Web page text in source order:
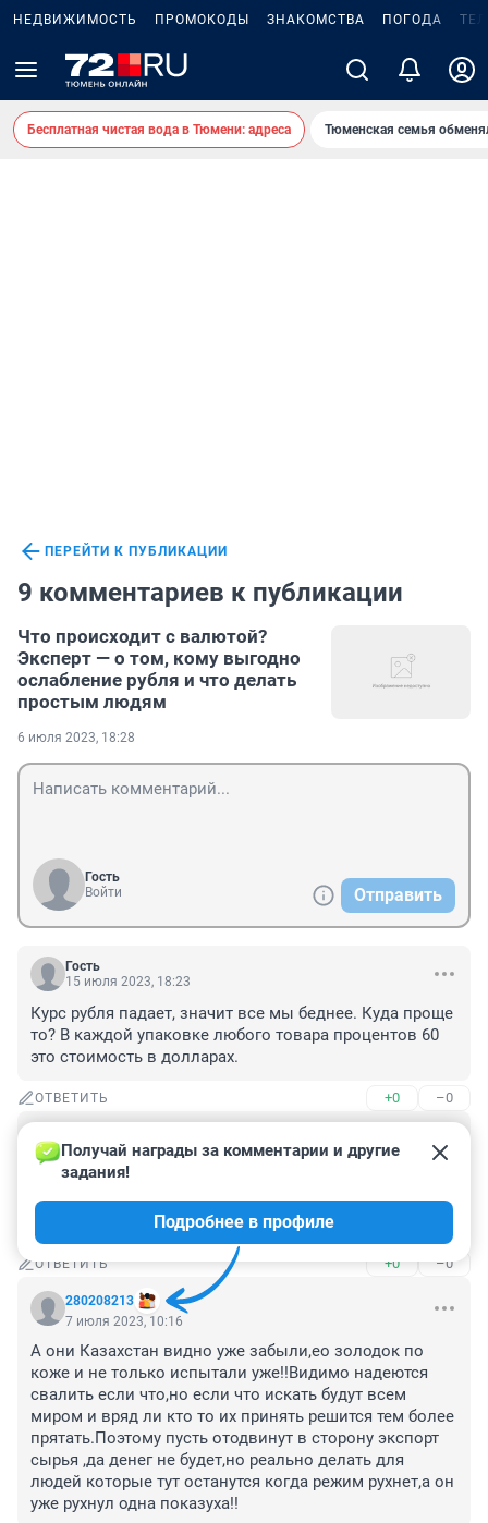
НЕДВИЖИМОСТЬ ПРОМОКОДЫ ЗНАКОМСТВА ПОГОДА
Бесплатная чистая вода в Тюмени: адреса Тюменская семья
ПЕРЕЙТИ К ПУБЛИКАЦИИ
9 комментариев к публикации
Что происходит с валютой?
Эксперт — о том, кому выгодно
ослабление рубля и что делать
простым людям
6 июля 2023, 18:28
Гость
Войти
Отправить
Гость
15 июля 2023, 18:23
Курс рубля падает, значит все мы беднее. Куда проще
то? В каждой упаковке любого товара процентов 60
это стоимость в долларах.
ОТВЕТИТЬ +0 –0
7 июля 2023, 10:50
Что то никто не пошел защищать путена во время
мятежа.А совсем наоборот.Вот и поддержка в 87% 😁.
Но все равно еще остаются упоротые кто верит.
ОТВЕТИТЬ +0 –0
280208213
Получай награды за комментарии и другие
задания!
Подробнее в профиле
7 июля 2023, 10:16
А они Казахстан видно уже забыли,ео золодок по
коже и не только испытали уже!!Видимо надеются
свалить если что,но если что искать будут всем
миром и вряд ли кто то их принять решится тем более
прятать.Поэтому пусть отодвинут в сторону экспорт
сырья ,да денег не будет,но реально делать для
людей которые тут останутся когда режим рухнет,а он
уже рухнул одна показуха!!